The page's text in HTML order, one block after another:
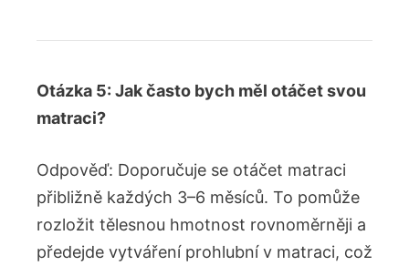
Otázka 5: Jak často bych měl otáčet svou
matraci?
Odpověď: Doporučuje se otáčet matraci
přibližně každých 3–6 měsíců. To pomůže
rozložit tělesnou hmotnost rovnoměrněji a
předejde vytváření prohlubní v matraci, což